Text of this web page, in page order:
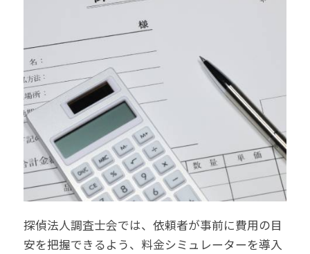
探偵法人調査士会では、依頼者が事前に費用の目
安を把握できるよう、料金シミュレーターを導入